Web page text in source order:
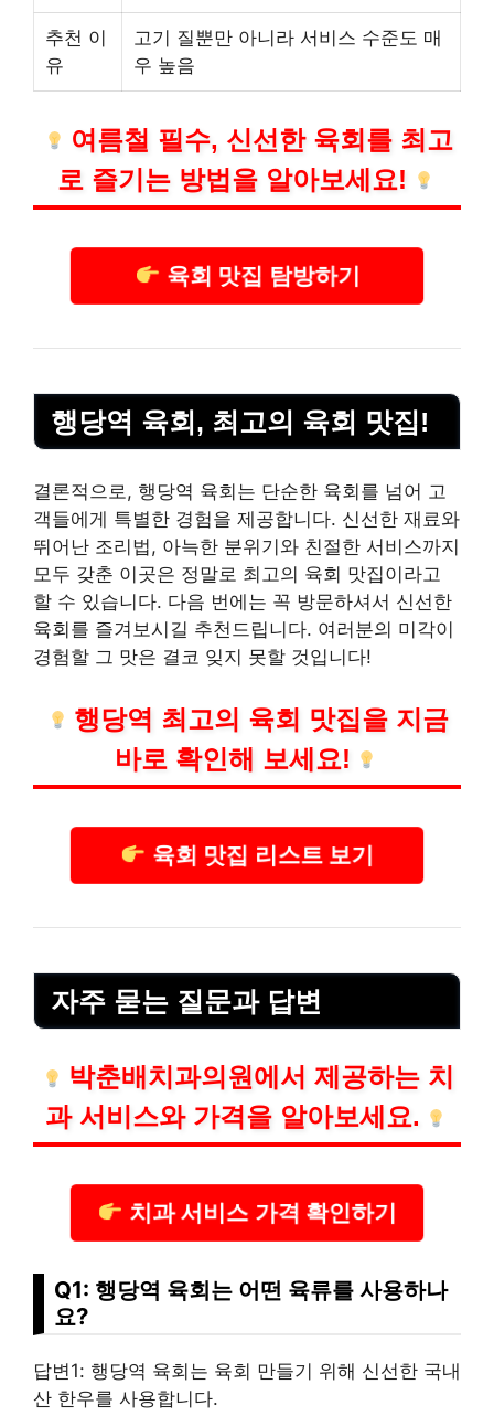
추천 이
유
고기 질뿐만 아니라 서비스 수준도 매
우 높음
여름철 필수, 신선한 육회를 최고
로 즐기는 방법을 알아보세요!
육회 맛집 탐방하기
행당역 육회, 최고의 육회 맛집!
결론적으로, 행당역 육회는 단순한 육회를 넘어 고
객들에게 특별한 경험을 제공합니다. 신선한 재료와
뛰어난 조리법, 아늑한 분위기와 친절한 서비스까지
모두 갖춘 이곳은 정말로 최고의 육회 맛집이라고
할 수 있습니다. 다음 번에는 꼭 방문하셔서 신선한
육회를 즐겨보시길 추천드립니다. 여러분의 미각이
경험할 그 맛은 결코 잊지 못할 것입니다!
행당역 최고의 육회 맛집을 지금
바로 확인해 보세요!
육회 맛집 리스트 보기
자주 묻는 질문과 답변
박춘배치과의원에서 제공하는 치
과서비스와 가격을 알아보세요.
치과 서비스 가격 확인하기
Q1: 행당역 육회는 어떤 육류를 사용하나
요?
답변1: 행당역 육회는 육회 만들기 위해 신선한 국내
산 한우를 사용합니다.